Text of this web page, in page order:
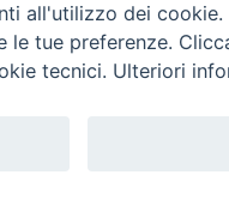
Editrice
all'utilizzo dei
le tue preferenze.
tecnici. Ulteriori